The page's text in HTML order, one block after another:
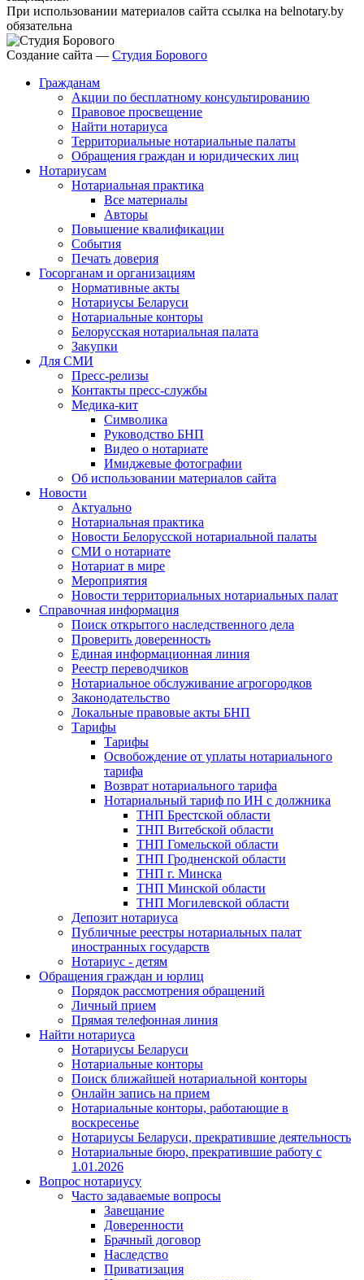
При использовании материалов сайта ссылка на belnotary.by
обязательна
Создание сайта — Студия Борового
Гражданам
Акции по бесплатному консультированию
Правовое просвещение
Найти нотариуса
Территориальные нотариальные палаты
Обращения граждан и юридических лиц
Нотариусам
Нотариальная практика
Все материалы
Авторы
Повышение квалификации
События
Печать доверия
Госорганам и организациям
Нормативные акты
Нотариусы Беларуси
Нотариальные конторы
Белорусская нотариальная палата
Закупки
Для СМИ
Пресс-релизы
Контакты пресс-службы
Медика-кит
Символика
Руководство БНП
Видео о нотариате
Имиджевые фотографии
Об использовании материалов сайта
Новости
Актуально
Нотариальная практика
Новости Белорусской нотариальной палаты
СМИ о нотариате
Нотариат в мире
Мероприятия
Новости территориальных нотариальных палат
Справочная информация
Поиск открытого наследственного дела
Проверить доверенность
Единая информационная линия
Реестр переводчиков
Нотариальное обслуживание агрогородков
Законодательство
Локальные правовые акты БНП
Тарифы
Тарифы
Освобождение от уплаты нотариального
тарифа
Возврат нотариального тарифа
Нотариальный тариф по ИН с должника
ТНП Брестской области
ТНП Витебской области
ТНП Гомельской области
ТНП Гродненской области
ТНП г. Минска
ТНП Минской области
ТНП Могилевской области
Депозит нотариуса
Публичные реестры нотариальных палат
иностранных государств
Нотариус - детям
Обращения граждан и юрлиц
Порядок рассмотрения обращений
Личный прием
Прямая телефонная линия
Найти нотариуса
Нотариусы Беларуси
Нотариальные конторы
Поиск ближайшей нотариальной конторы
Онлайн запись на прием
Нотариальные конторы, работающие в
воскресенье
Нотариусы Беларуси, прекратившие деятельность
Нотариальные бюро, прекратившие работу с
1.01.2026
Вопрос нотариусу
Часто задаваемые вопросы
Завещание
Доверенности
Брачный договор
Наследство
Приватизация